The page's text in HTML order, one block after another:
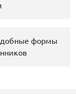
формы